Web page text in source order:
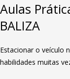
Aulas
BALIZA
Estacionar o veículo
habilidades muitas